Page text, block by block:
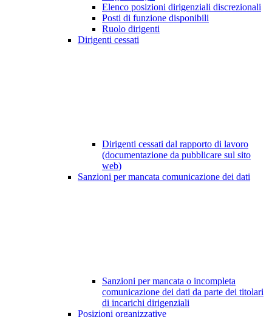
Elenco posizioni dirigenziali discrezionali
Posti di funzione disponibili
Ruolo dirigenti
Dirigenti cessati
Dirigenti cessati dal rapporto di lavoro
(documentazione da pubblicare sul sito
web)
Sanzioni per mancata comunicazione dei dati
Sanzioni per mancata o incompleta
comunicazione dei dati da parte dei titolari
di incarichi dirigenziali
Posizioni organizzative